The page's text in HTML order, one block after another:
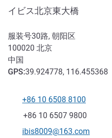
イビス北京東大橋
服装号30路, 朝阳区
100020 北京
中国
GPS:39.924778, 116.455368
電話番号
+86 10 6508 8100
ファックス
+86 10 6507 9800
Eメール
ibis8009@163.com